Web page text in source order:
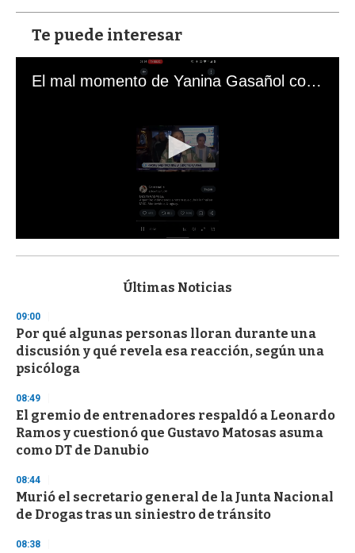
Te puede interesar
El mal momento de Yanina Gasañol con un hincha argentino en "Subrayado"
s
d
s
o
f
3
s
e
c
o
n
s
Últimas Noticias
09:00
Por qué algunas personas lloran durante una
discusión y qué revela esa reacción, según una
psicóloga
08:49
El gremio de entrenadores respaldó a Leonardo
Ramos y cuestionó que Gustavo Matosas asuma
como DT de Danubio
08:44
Murió el secretario general de la Junta Nacional
de Drogas tras un siniestro de tránsito
08:38